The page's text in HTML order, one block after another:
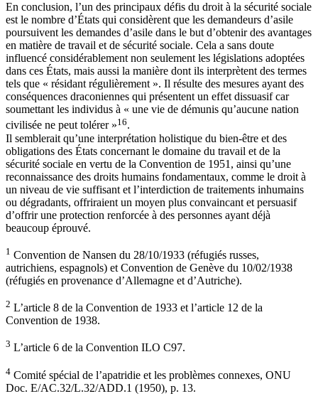
En conclusion, l’un des principaux défis du droit à la sécurité sociale
est le nombre d’États qui considèrent que les demandeurs d’asile
poursuivent les demandes d’asile dans le but d’obtenir des avantages
en matière de travail et de sécurité sociale. Cela a sans doute
influencé considérablement non seulement les législations adoptées
dans ces États, mais aussi la manière dont ils interprètent des termes
tels que « résidant régulièrement ». Il résulte des mesures ayant des
conséquences draconiennes qui présentent un effet dissuasif car
soumettant les individus à « une vie de démunis qu’aucune nation
civilisée ne peut tolérer »16.
Il semblerait qu’une interprétation holistique du bien-être et des
obligations des États concernant le domaine du travail et de la
sécurité sociale en vertu de la Convention de 1951, ainsi qu’une
reconnaissance des droits humains fondamentaux, comme le droit à
un niveau de vie suffisant et l’interdiction de traitements inhumains
ou dégradants, offriraient un moyen plus convaincant et persuasif
d’offrir une protection renforcée à des personnes ayant déjà
beaucoup éprouvé.
1 Convention de Nansen du 28/10/1933 (réfugiés russes,
autrichiens, espagnols) et Convention de Genève du 10/02/1938
(réfugiés en provenance d’Allemagne et d’Autriche).
2 L’article 8 de la Convention de 1933 et l’article 12 de la
Convention de 1938.
3 L’article 6 de la Convention ILO C97.
4 Comité spécial de l’apatridie et les problèmes connexes, ONU
Doc. E/AC.32/L.32/ADD.1 (1950), p. 13.